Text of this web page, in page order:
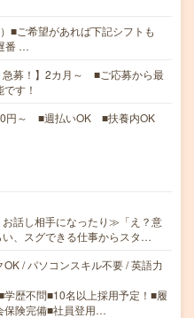
■ご希望があれば下記シフトも
番 …
急募！】2カ月～ ■ご応募から最
す！
円～ ■週払いOK ■扶養内OK
話し相手になったり≫「え？意
、スグできる仕事からスタ…
/ パソコンスキル不要 / 英語力
歴不問■10名以上採用予定！■履
保険完備■社員登用…